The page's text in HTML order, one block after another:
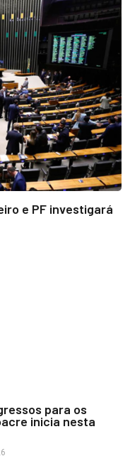
e PF investigará
para os
inicia nesta